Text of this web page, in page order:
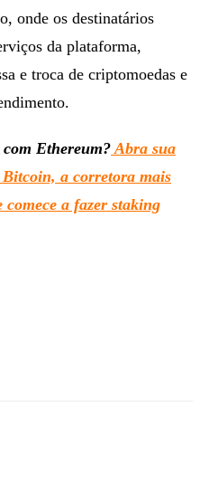
onde os destinatários
da plataforma,
e troca de criptomoedas e
Ethereum? Abra sua
a corretora mais
a fazer staking